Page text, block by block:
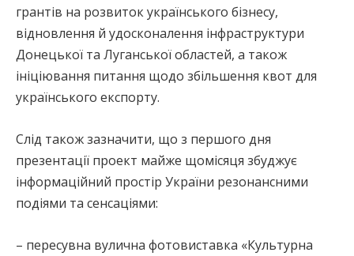
грантів на розвиток українського бізнесу,
відновлення й удосконалення інфраструктури
Донецької та Луганської областей, а також
ініціювання питання щодо збільшення квот для
українського експорту.
Слід також зазначити, що з першого дня
презентації проект майже щомісяця збуджує
інформаційний простір України резонансними
подіями та сенсаціями:
– пересувна вулична фотовиставка «Культурна